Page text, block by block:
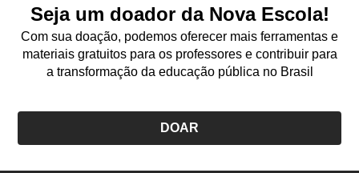
Seja um doador da Nova Escola!
Com sua doação, podemos oferecer mais ferramentas e
materiais gratuitos para os professores e contribuir para
a transformação da educação pública no Brasil
DOAR